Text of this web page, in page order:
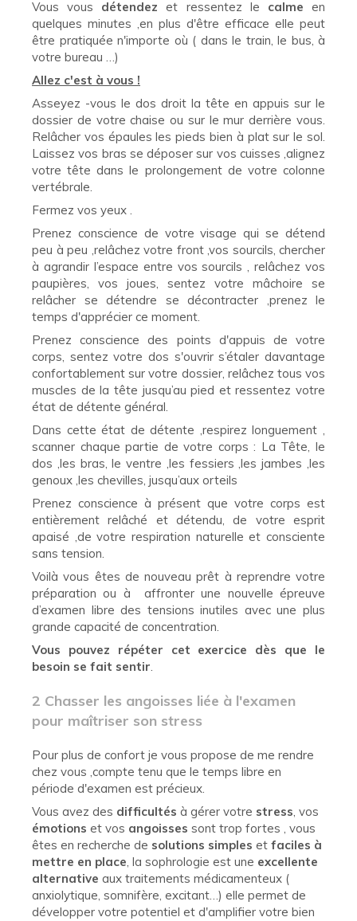
Vous vous détendezet ressentez le calme en
quelques minutes ,en plus d'être efficace elle peut
être pratiquée n'importe où ( dans le train, le bus, à
votre bureau …)
Allez c'est à vous !
Asseyez -vous le dos droit la tête en appuis sur le
dossier de votre chaise ou sur le mur derrière vous.
Relâcher vos épaules les pieds bien à plat sur le sol.
Laissez vos bras se déposer sur vos cuisses ,alignez
votre tête dans le prolongement de votre colonne
vertébrale.
Fermez vos yeux .
Prenez conscience de votre visage qui se détend
peu à peu ,relâchez votre front ,vos sourcils, chercher
à agrandir l’espace entre vos sourcils , relâchez vos
paupières, vos joues, sentez votre mâchoire se
relâcher se détendre se décontracter ,prenez le
temps d'apprécier ce moment.
Prenez conscience des points d'appuis de votre
corps, sentez votre dos s'ouvrir s’étaler davantage
confortablement sur votre dossier, relâchez tous vos
muscles de la tête jusqu’au pied et ressentez votre
état de détente général.
Dans cette état de détente ,respirez longuement ,
scanner chaque partie de votre corps : La Tête, le
dos ,les bras, le ventre ,les fessiers ,les jambes ,les
genoux ,les chevilles, jusqu’aux orteils
Prenez conscience à présent que votre corps est
entièrement relâché et détendu, de votre esprit
apaisé ,de votre respiration naturelle et consciente
sans tension.
Voilà vous êtes de nouveau prêt à reprendre votre
préparation ou à affronter une nouvelle épreuve
d’examen libre des tensions inutiles avec une plus
grande capacité de concentration.
Vous pouvez répéter cet exercice dès que le
besoin se fait sentir.
2 Chasser les angoisses liée à l'examen
pour maîtriser son stress
Pour plus de confort je vous propose de me rendre
chez vous ,compte tenu que le temps libre en
période d'examen est précieux.
Vous avez des difficultés à gérer votre stress, vos
émotions et vos angoisses sont trop fortes , vous
êtes en recherche de solutions simples et faciles à
mettre en place, la sophrologie est une excellente
alternative aux traitements médicamenteux (
anxiolytique, somnifère, excitant…) elle permet de
développer votre potentiel et d'amplifier votre bien